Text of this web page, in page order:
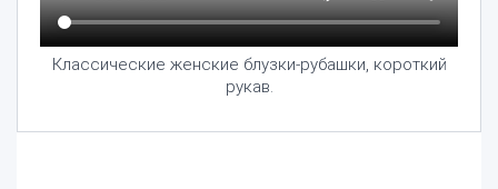
Классические женские блузки-рубашки, короткий
рукав.